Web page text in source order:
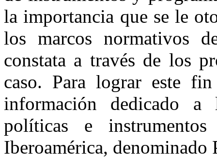
la importancia que se le
los marcos normativos
constata a través de los
caso. Para lograr este
información dedicado a
políticas e
Iberoamérica,